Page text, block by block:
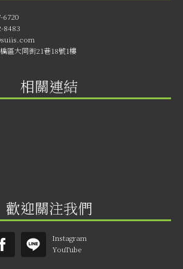
6720
8483
區大同街21巷18號1樓
相關連結
歡迎關注我們
Instagram
YouTube